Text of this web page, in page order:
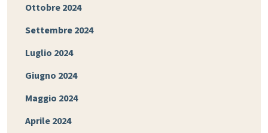
Ottobre 2024
Settembre 2024
Luglio 2024
Giugno 2024
Maggio 2024
Aprile 2024